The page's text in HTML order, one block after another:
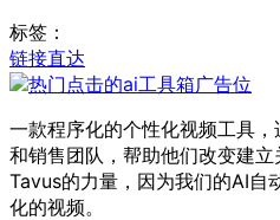
标签：
链接直达
一款程序化的个性化视频工具
和销售团队，帮助他们改变建
Tavus的力量，因为我们的AI自
化的视频。